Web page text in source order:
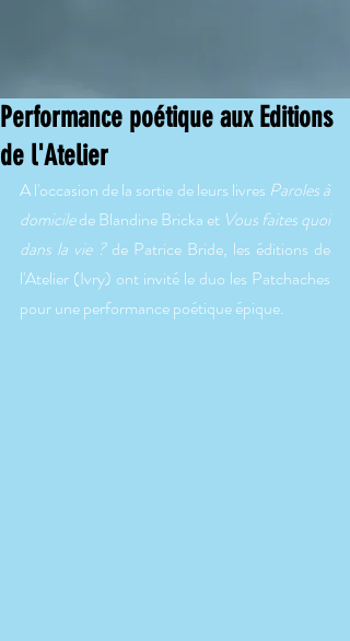
Performance poétique aux Editions
de l'Atelier
A l'occasion de la sortie de leurs livres Paroles à
domicile de Blandine Bricka et Vous faites quoi
dans la vie ? de Patrice Bride, les éditions de
l'Atelier (Ivry) ont invité le duo les Patchaches
pour une performance poétique épique.